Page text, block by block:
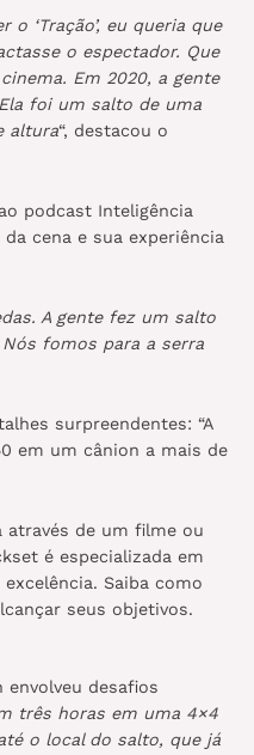
‘Tração’, eu queria que
o espectador. Que
Em 2020, a gente
foi um salto de uma
altura“, destacou o
podcast Inteligência
cena e sua experiência
A gente fez um salto
fomos para a serra
surpreendentes: “A
em um cânion a mais de
de um filme ou
é especializada em
Saiba como
seus objetivos.
desafios
três horas em uma 4×4
o local do salto, que já